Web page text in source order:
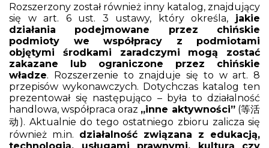
Rozszerzony został również inny katalog, znajdujący
się w art. 6 ust. 3 ustawy, który określa, jakie
działania podejmowane przez chińskie
podmioty we współpracy z podmiotami
objętymi środkami zaradczymi mogą zostać
zakazane lub ograniczone przez chińskie
władze. Rozszerzenie to znajduje się to w art. 8
przepisów wykonawczych. Dotychczas katalog ten
prezentował się następująco – była to działalność
handlowa, współpraca oraz „inne aktywności”(等活
动). Aktualnie do tego ostatniego zbioru zalicza się
również m.in. działalność związana z edukacją,
technologią, usługami prawnymi, kulturą czy